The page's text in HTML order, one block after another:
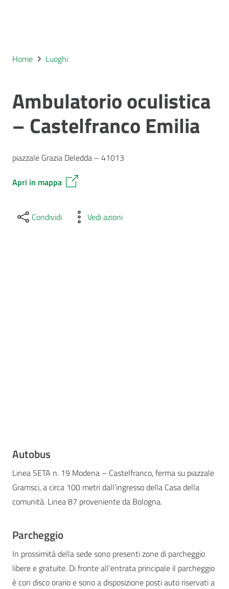
Home Luoghi
Ambulatorio oculistica
– Castelfranco Emilia
piazzale Grazia Deledda – 41013
Apri in mappa
Condividi Vedi azioni
Autobus
Linea SETA n. 19 Modena – Castelfranco, ferma su piazzale
Gramsci, a circa 100 metri dall’ingresso della Casa della
comunità. Linea 87 proveniente da Bologna.
Parcheggio
In prossimità della sede sono presenti zone di parcheggio
libere e gratuite. Di fronte all’entrata principale il parcheggio
è con disco orario e sono a disposizione posti auto riservati a